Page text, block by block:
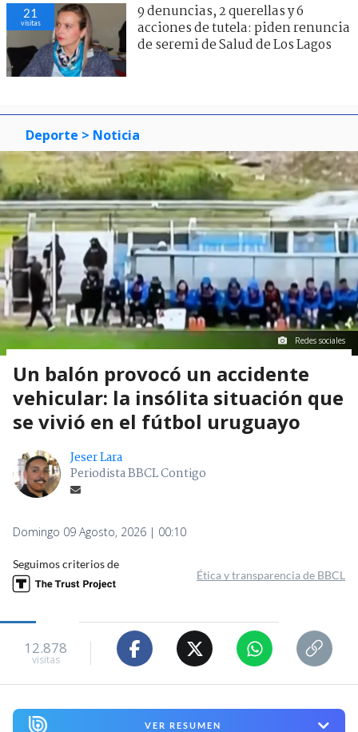
21
visitas
9 denuncias, 2 querellas y 6
acciones de tutela: piden renuncia
de seremi de Salud de Los Lagos
Deporte > Noticia
Redes sociales
Un balón provocó un accidente
vehicular: la insólita situación que
se vivió en el fútbol uruguayo
Jeser Lara
Periodista BBCL Contigo
Domingo 09 Agosto, 2026 | 00:10
Seguimos criterios de
Ética y transparencia de BBCL
12.878
visitas
VER RESUMEN